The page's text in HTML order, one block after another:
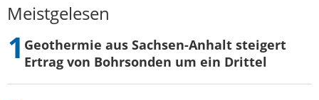
Meistgelesen
Geothermie aus Sachsen-Anhalt steigert
Ertrag von Bohrsonden um ein Drittel